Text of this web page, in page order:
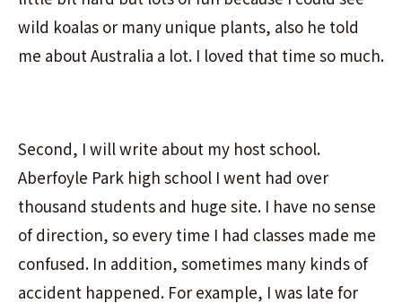
wild koalas or many unique plants, also he told
me about Australia a lot. I loved that time so much.
Second, I will write about my host school.
Aberfoyle Park high school I went had over
thousand students and huge site. I have no sense
of direction, so every time I had classes made me
confused. In addition, sometimes many kinds of
accident happened. For example, I was late for